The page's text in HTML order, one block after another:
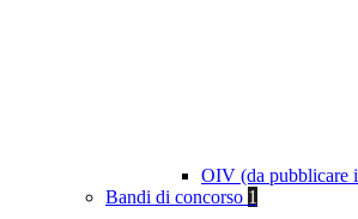
OIV (da pubblicare
Bandi di concorso 1